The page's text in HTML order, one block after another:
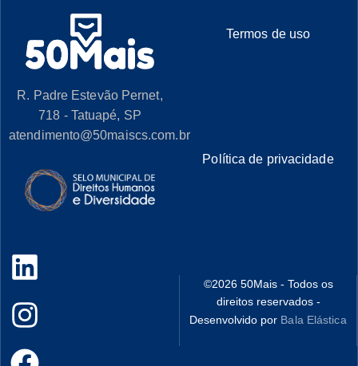
R. Padre Estevão Pernet,
718 - Tatuapé, SP
atendimento@50maiscs.com.br
Termos de uso
©202650Mais - Todos os
direitos reservados -
Desenvolvido por Bala Elástica
Política de privacidade